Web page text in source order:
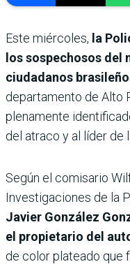
Este miércoles, la
los sospechosos del
ciudadanos
departamento de Alto
plenamente
del atraco y al líder de
Según el comisario
Investigaciones de la
Javier González
el propietario del
de color plateado que